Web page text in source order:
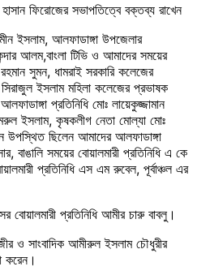
ফিরোজের সভাপতিত্বে বক্তব্য রাখেন
ইসলাম, আলফাডাঙ্গা উপজেলার
আলম,বাংলা টিভি ও আমাদের সময়ের
সুমন, ধামরাই সরকারি কলেজের
ইসলাম মহিলা কলেজের প্রভাষক
প্রতিনিধি মোঃ লায়েকুজ্জামান
ইসলাম, কৃষকলীগ নেতা মোল্যা মোঃ
উপস্থিত ছিলেন আমাদের আলফাডাঙ্গা
বাঙালি সময়ের বোয়ালমারী প্রতিনিধি এ কে
প্রতিনিধি এস এম রুবেল, পূর্বাঞ্চল এর
বোয়ালমারী প্রতিনিধি আমীর চারু বাবলু।
ও সাংবাদিক আমীরুল ইসলাম চৌধুরীর
করেন।